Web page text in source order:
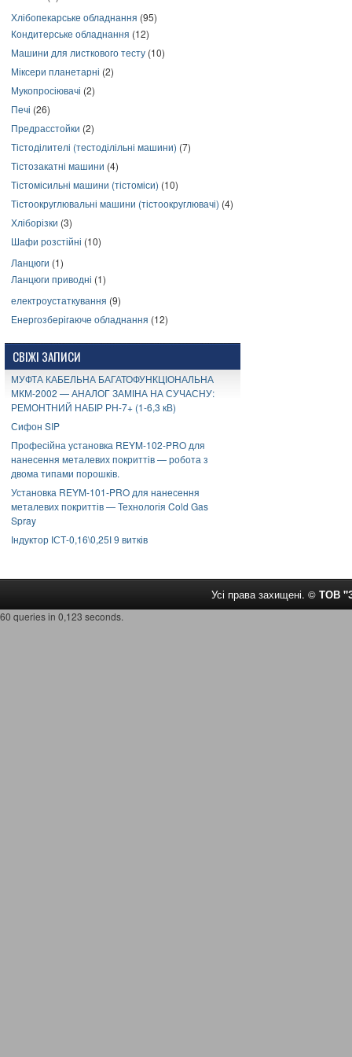
Хлібопекарське обладнання (95)
Кондитерське обладнання (12)
Машини для листкового тесту (10)
Міксери планетарні (2)
Мукопросіювачі (2)
Печі (26)
Предрасстойки (2)
Тістоділителі (тестоділільні машини) (7)
Тістозакатні машини (4)
Тістомісильні машини (тістоміси) (10)
Тістоокруглювальні машини (тістоокруглювачі) (4)
Хліборізки (3)
Шафи розстійні (10)
Ланцюги (1)
Ланцюги приводні (1)
електроустаткування (9)
Енергозберігаюче обладнання (12)
СВІЖІ ЗАПИСИ
МУФТА КАБЕЛЬНА БАГАТОФУНКЦІОНАЛЬНА
МКМ-2002 — АНАЛОГ ЗАМІНА НА СУЧАСНУ:
РЕМОНТНИЙ НАБІР РН-7+ (1-6,3 кВ)
Сифон SIP
Професійна установка REYM-102-PRO для
нанесення металевих покриттів — робота з
двома типами порошків.
Установка REYM-101-PRO для нанесення
металевих покриттів — Технологія Cold Gas
Spray
Індуктор ІСТ-0,16\0,25І 9 витків
Усі права захищені. © ТОВ
60 queries in 0,123 seconds.